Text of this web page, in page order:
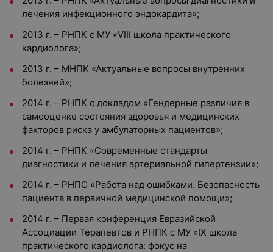
лечения инфекционного эндокардита»;
2013 г. – РНПК с МУ «VIII школа практического
кардиолога»;
2013 г. – МНПК «Актуальные вопросы внутренних
болезней»;
2014 г. – РНПК с докладом «Гендерные различия в
самооценке состояния здоровья и медицинских
факторов риска у амбулаторных пациентов»;
2014 г. – РНПК «Современные стандарты
диагностики и лечения артериальной гипертензии»;
2014 г. – РНПС «Работа над ошибками. Безопасность
пациента в первичной медицинской помощи»;
2014 г. – Первая конференция Евразийской
Ассоциации Терапевтов и РНПК с МУ «IX школа
практического кардиолога: фокус на